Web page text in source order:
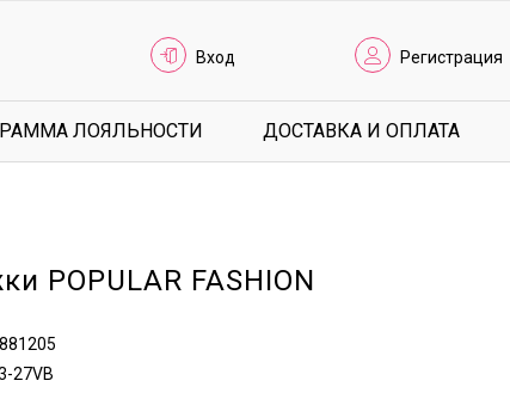
Вход Регистрация
ЛОЯЛЬНОСТИ ДОСТАВКА И ОПЛАТА
POPULAR FASHION
27VB